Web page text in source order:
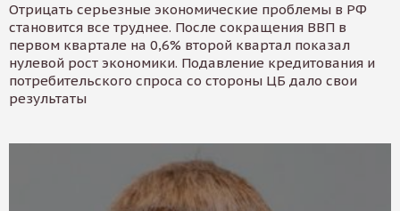
Отрицать серьезные экономические проблемы в РФ
становится все труднее. После сокращения ВВП в
первом квартале на 0,6% второй квартал показал
нулевой рост экономики. Подавление кредитования и
потребительского спроса со стороны ЦБ дало свои
результаты